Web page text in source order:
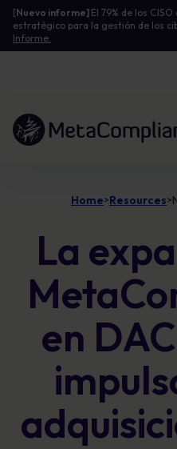
[Nuevo informe] El 79% de los
estratégico para la gestión de los
Informe.
Enlace a la página de inicio
Home>Resources>
La
en